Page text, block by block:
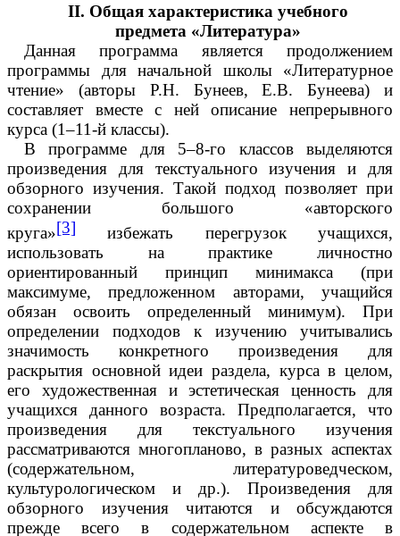
II. Общая характеристика учебного
предмета «Литература»
Данная программа является продолжением
программы для начальной школы «Литературное
чтение» (авторы Р.Н. Бунеев, Е.В. Бунеева) и
составляет вместе с ней описание непрерывного
курса (1–11-й классы).
В программе для 5–8-го классов выделяются
произведения для текстуального изучения и для
обзорного изучения. Такой подход позволяет при
сохранении большого «авторского
круга»[3] избежать перегрузок учащихся,
использовать на практике личностно
ориентированный принцип минимакса (при
максимуме, предложенном авторами, учащийся
обязан освоить определенный минимум). При
определении подходов к изучению учитывались
значимость конкретного произведения для
раскрытия основной идеи раздела, курса в целом,
его художественная и эстетическая ценность для
учащихся данного возраста. Предполагается, что
произведения для текстуального изучения
рассматриваются многопланово, в разных аспектах
(содержательном, литературоведческом,
культурологическом и др.). Произведения для
обзорного изучения читаются и обсуждаются
прежде всего в содержательном аспекте в